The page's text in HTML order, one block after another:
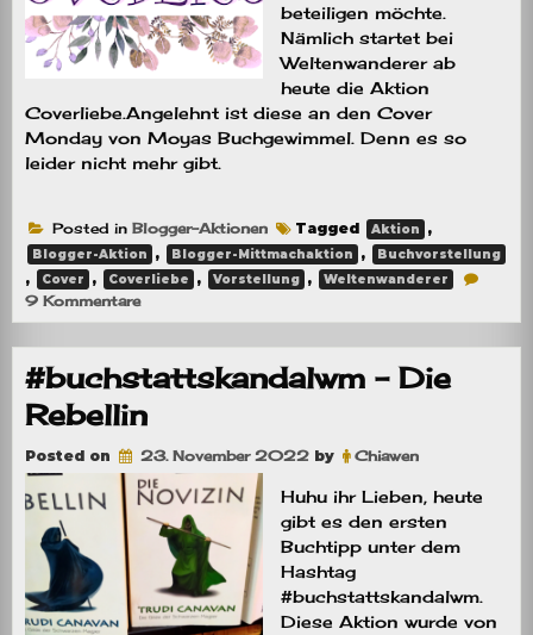
beteiligen möchte.
Nämlich startet bei
Weltenwanderer ab
heute die Aktion
Coverliebe.Angelehnt ist diese an den Cover
Monday von Moyas Buchgewimmel. Denn es so
leider nicht mehr gibt.
Posted in Blogger-Aktionen Tagged Aktion ,
Blogger-Aktion , Blogger-Mittmachaktion , Buchvorstellung
, Cover , Coverliebe , Vorstellung , Weltenwanderer
9 Kommentarezu
#buchstattskandalwm – Die
Rebellin
Posted on 23. November 2022 by Chiawen
Huhu ihr Lieben, heute
gibt es den ersten
Buchtipp unter dem
Hashtag
#buchstattskandalwm.
Diese Aktion wurde von